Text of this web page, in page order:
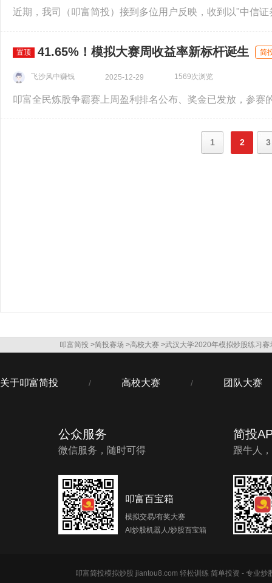
置顶 41.65%！模拟大赛周收益率新标杆诞生 简
飞沙风中赚钱 2025-12-29 1569次浏览
1 2 3
叩富简投 >简投赛场 >高校大赛 >武汉大学2020年模拟炒股练习赛
关于叩富简投 / 高校大赛 / 团队大赛
公众服务
微信服务，随时可得
叩富百宝箱
模拟交易/有奖大赛
AI炒股机器人/炒股百宝箱
简投
跟牛人
叩富简投模拟炒股 jiantou8.com 轻松训练 简单投资 - 专业炒